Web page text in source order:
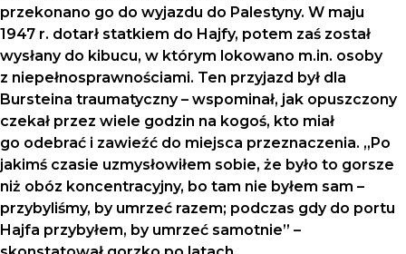
przekonano go do wyjazdu do Palestyny. W maju
1947 r. dotarł statkiem do Hajfy, potem zaś został
wysłany do kibucu, w którym lokowano m.in. osoby
z niepełnosprawnościami. Ten przyjazd był dla
Bursteina traumatyczny – wspominał, jak opuszczony
czekał przez wiele godzin na kogoś, kto miał
go odebrać i zawieźć do miejsca przeznaczenia. „Po
jakimś czasie uzmysłowiłem sobie, że było to gorsze
niż obóz koncentracyjny, bo tam nie byłem sam –
przybyliśmy, by umrzeć razem; podczas gdy do portu
Hajfa przybyłem, by umrzeć samotnie” –